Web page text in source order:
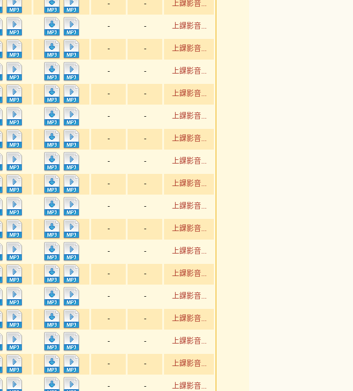
- - 上課影音...
- - 上課影音...
- - 上課影音...
- - 上課影音...
- - 上課影音...
- - 上課影音...
- - 上課影音...
- - 上課影音...
- - 上課影音...
- - 上課影音...
- - 上課影音...
- - 上課影音...
- - 上課影音...
- - 上課影音...
- - 上課影音...
- - 上課影音...
- - 上課影音...
- - 上課影音...